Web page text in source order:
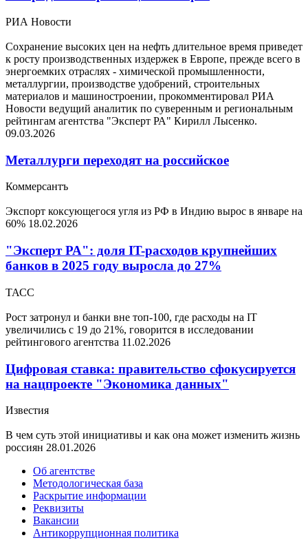
РИА Новости
Сохранение высоких цен на нефть длительное время приведет
к росту производственных издержек в Европе, прежде всего в
энергоемких отраслях - химической промышленности,
металлургии, производстве удобрений, строительных
материалов и машиностроении, прокомментировал РИА
Новости ведущий аналитик по суверенным и региональным
рейтингам агентства "Эксперт РА" Кирилл Лысенко.
09.03.2026
Металлурги переходят на российское
Коммерсантъ
Экспорт коксующегося угля из РФ в Индию вырос в январе на
60% 18.02.2026
"Эксперт РА": доля IT-расходов крупнейших
банков в 2025 году выросла до 27%
ТАСС
Рост затронул и банки вне топ-100, где расходы на IT
увеличились с 19 до 21%, говорится в исследовании
рейтингового агентства 11.02.2026
Цифровая ставка: правительство сфокусируется
на нацпроекте "Экономика данных"
Известия
В чем суть этой инициативы и как она может изменить жизнь
россиян 28.01.2026
Об агентстве
Методологическая база
Раскрытие информации
Реквизиты
Вакансии
Антикоррупционная политика